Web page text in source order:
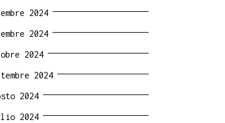
2024
2024
2024
2024
2024
2024